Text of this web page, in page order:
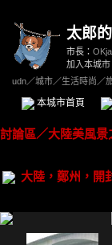
太郎
市長：
加入本城市
udn／城市／生活時尚 ／
本城市首頁
討論區／大陸美風景
大陸，鄭州，開